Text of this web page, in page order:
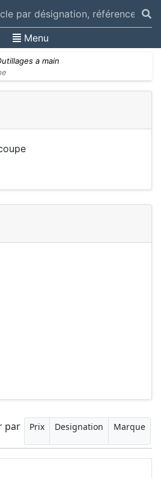
Toggle navigation
Menu
a main
par Prix Designation Marque